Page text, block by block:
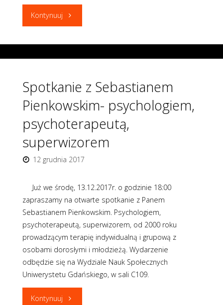
Kontynuuj "Spotkanie
Panem
Pienkowskim"
Spotkanie z Sebastianem
Pienkowskim- psychologiem,
psychoterapeutą,
superwizorem
12 grudnia 2017
Już we środę, 13.12.2017r. o godzinie 18:00
zapraszamy na otwarte spotkanie z Panem
Sebastianem Pienkowskim. Psychologiem,
psychoterapeutą, superwizorem, od 2000 roku
prowadzącym terapię indywidualną i grupową z
osobami dorosłymi i młodzieżą. Wydarzenie
odbędzie się na Wydziale Nauk Społecznych
Uniwerystetu Gdańskiego, w sali C109.
Kontynuuj "Spotkanie